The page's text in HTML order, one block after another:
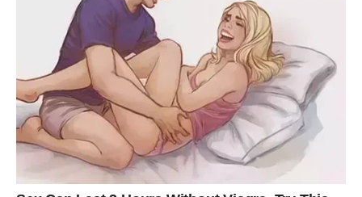
Emotivni preokreti donose novo
poglavlje
Rakovi su poznati po tome što duboko osećaju i teško
puštaju prošlost. Međutim, upravo sada dolazi trenutak
kada ćete morati da zatvorite neka vrata kako bi se
otvorila nova.